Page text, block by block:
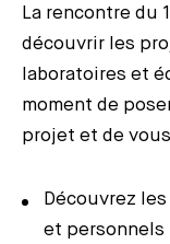
La rencontre du
découvrir les
laboratoires et
moment de
projet et de
Découvrez
et personnels